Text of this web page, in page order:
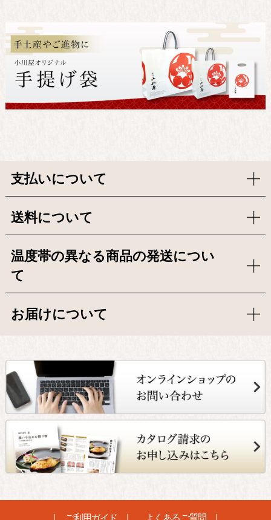
支払いについて
送料について
温度帯の異なる商品の発送につい
て
お届けについて